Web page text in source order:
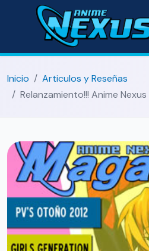
Inicio
Articulos y Reseñas
Relanzamiento!!! Anime